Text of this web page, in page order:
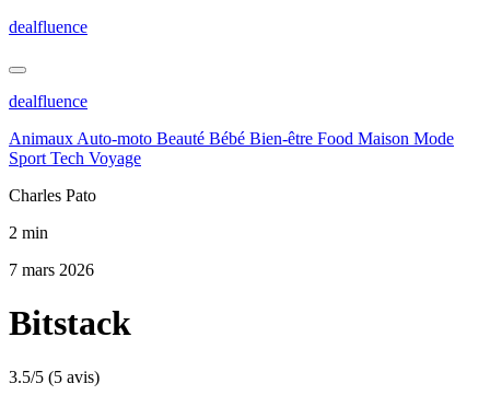
dealfluence
dealfluence
Animaux Auto-moto Beauté Bébé Bien-être Food Maison Mode
Sport Tech Voyage
Charles Pato
2 min
7 mars 2026
Bitstack
3.5/5 (5 avis)